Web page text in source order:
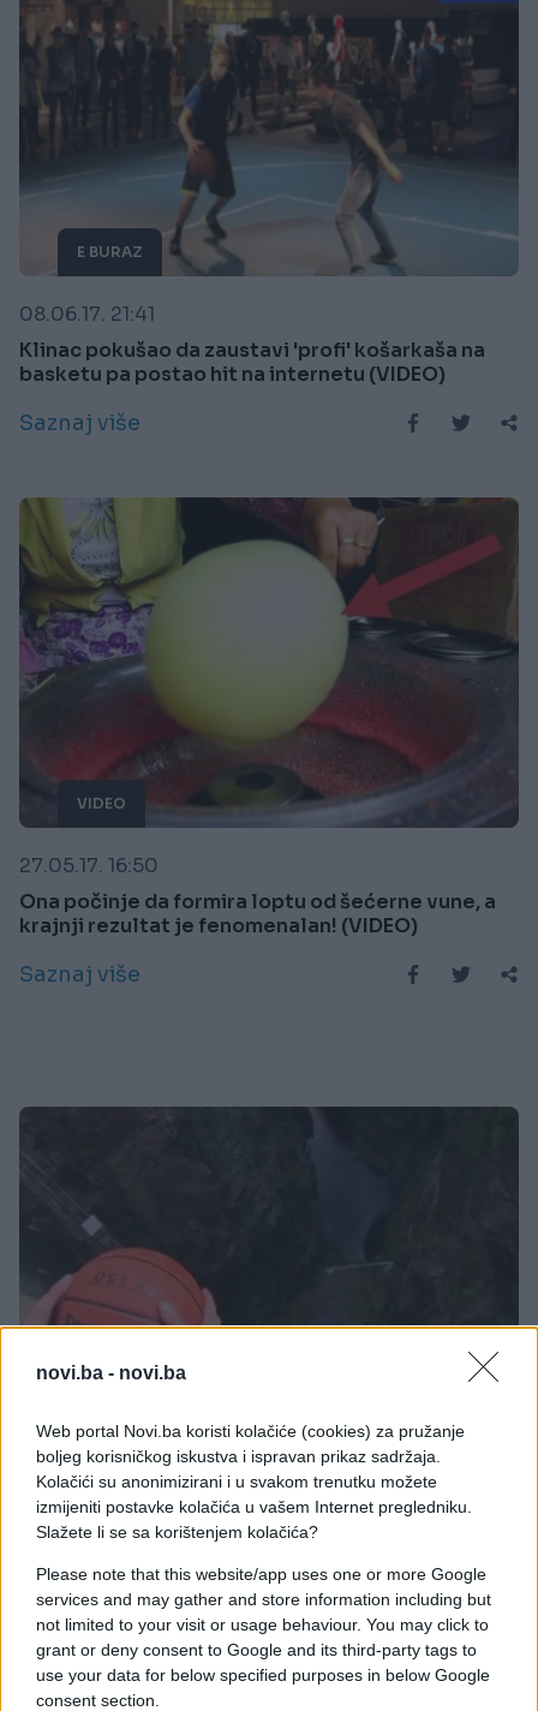
novi.ba - novi.ba
Web portal Novi.ba koristi kolačiće (cookies) za pružanje
boljeg korisničkog iskustva i ispravan prikaz sadržaja.
Kolačići su anonimizirani i u svakom trenutku možete
izmijeniti postavke kolačića u vašem Internet pregledniku.
Slažete li se sa korištenjem kolačića?
Please note that this website/app uses one or more Google
services and may gather and store information including but
not limited to your visit or usage behaviour. You may click to
grant or deny consent to Google and its third-party tags to
use your data for below specified purposes in below Google
consent section.
E BURAZ
08.06.17. 21:41
Klinac pokušao da zaustavi 'profi' košarkaša na
basketu pa postao hit na internetu (VIDEO)
Saznaj više
VIDEO
27.05.17. 16:50
Ona počinje da formira loptu od šećerne vune, a
krajnji rezultat je fenomenalan! (VIDEO)
Saznaj više
24.05.17. 22:58
Evo šta se desi sa košarkaškom loptom kada je
bacite sa 125 metara visine (VIDEO)
Saznaj više